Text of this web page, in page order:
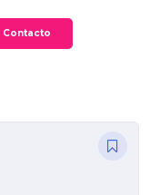
Contacto